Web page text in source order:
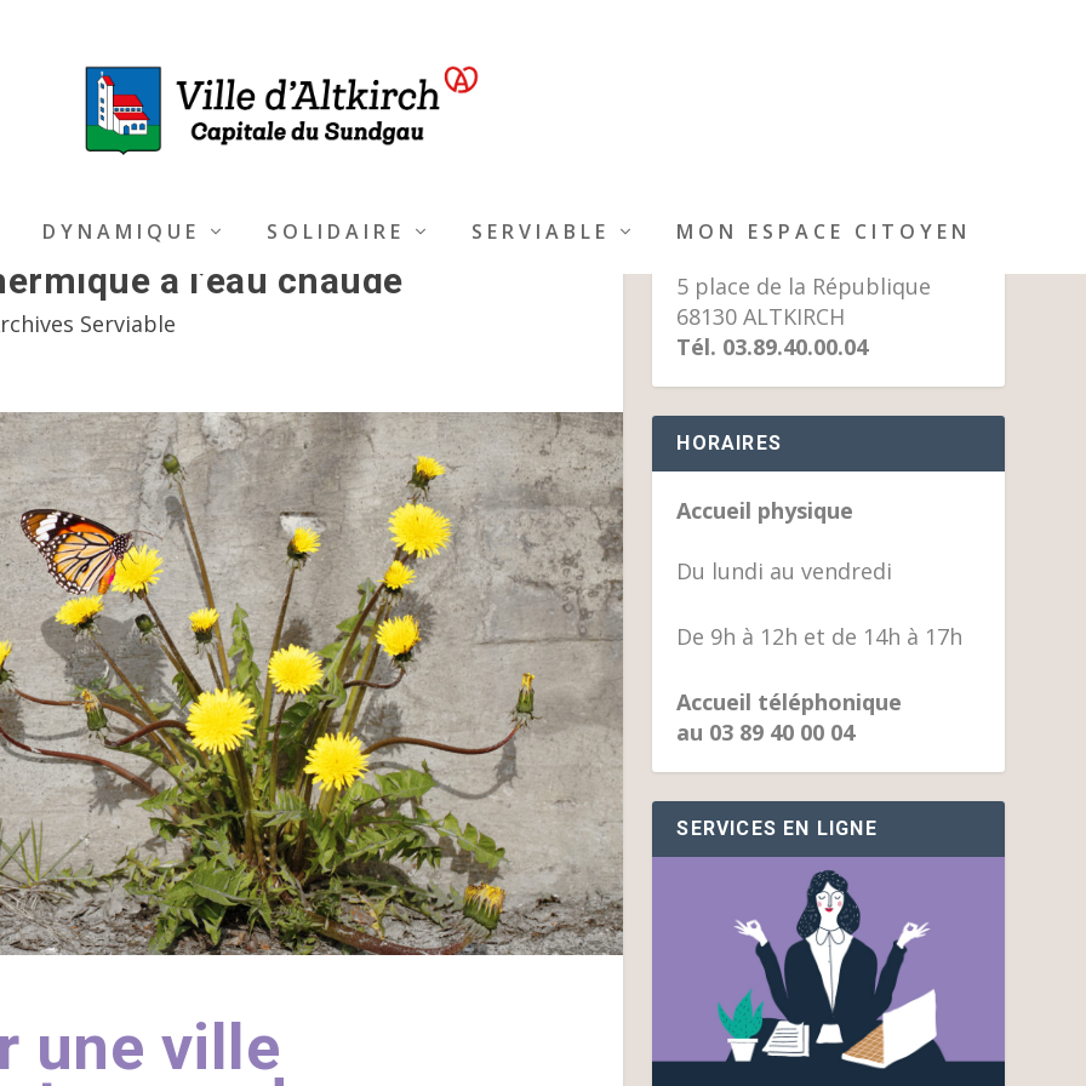
DYNAMIQUE SOLIDAIRE SERVIABLE MON ESPACE CITOYEN
à l’eau chaude
Serviable
une ville
MAIRIE D’ALTKIRCH
5 place de la République
68130 ALTKIRCH
Tél. 03.89.40.00.04
HORAIRES
Accueil physique
Du lundi au vendredi
De 9h à 12h et de 14h à 17h
Accueil téléphonique
au 03 89 40 00 04
SERVICES EN LIGNE